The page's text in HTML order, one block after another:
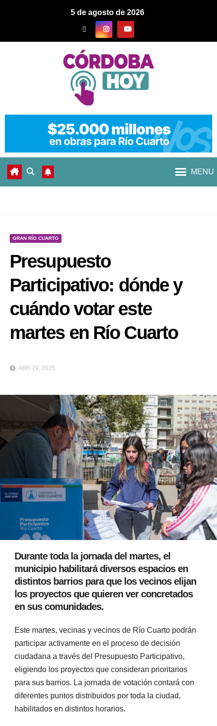
5 de agosto de 2026
MENU
GRAN RÍO CUARTO
Presupuesto
Participativo: dónde y
cuándo votar este
martes en Río Cuarto
ABR 29, 2025
Durante toda la jornada del martes, el
municipio habilitará diversos espacios en
distintos barrios para que los vecinos elijan
los proyectos que quieren ver concretados
en sus comunidades.
Este martes, vecinas y vecinos de Río Cuarto podrán
participar activamente en el proceso de decisión
ciudadana a través del Presupuesto Participativo,
eligiendo los proyectos que consideran prioritarios
para sus barrios. La jornada de votación contará con
diferentes puntos distribuidos por toda la ciudad,
habilitados en distintos horarios.